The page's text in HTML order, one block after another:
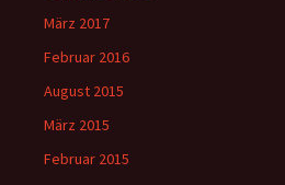
März 2017
Februar 2016
August 2015
März 2015
Februar 2015